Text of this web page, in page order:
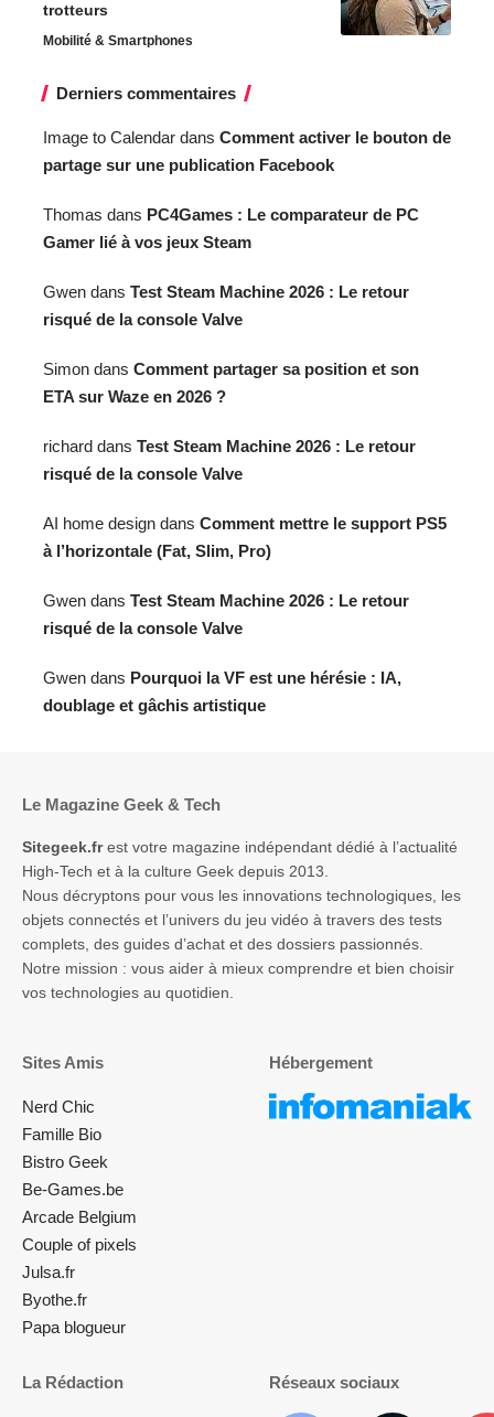
trotteurs
Mobilité & Smartphones
Derniers commentaires
Image to Calendar dans Comment activer le bouton de
partage sur une publication Facebook
Thomas dans PC4Games : Le comparateur de PC
Gamer lié à vos jeux Steam
Gwen dans Test Steam Machine 2026 : Le retour
risqué de la console Valve
Simon dans Comment partager sa position et son
ETA sur Waze en 2026 ?
richard dans Test Steam Machine 2026 : Le retour
risqué de la console Valve
AI home design dans Comment mettre le support PS5
à l’horizontale (Fat, Slim, Pro)
Gwen dans Test Steam Machine 2026 : Le retour
risqué de la console Valve
Gwen dans Pourquoi la VF est une hérésie : IA,
doublage et gâchis artistique
Le Magazine Geek & Tech
Sitegeek.frest votre magazine indépendant dédié à l’actualité
High-Tech et à la culture Geek depuis 2013.
Nous décryptons pour vous les innovations technologiques, les
objets connectés et l’univers du jeu vidéo à travers des tests
complets, des guides d’achat et des dossiers passionnés.
Notre mission : vous aider à mieux comprendre et bien choisir
vos technologies au quotidien.
Sites Amis
Nerd Chic
Famille Bio
Bistro Geek
Be-Games.be
Arcade Belgium
Couple of pixels
Julsa.fr
Byothe.fr
Papa blogueur
Hébergement
La Rédaction Réseaux sociaux